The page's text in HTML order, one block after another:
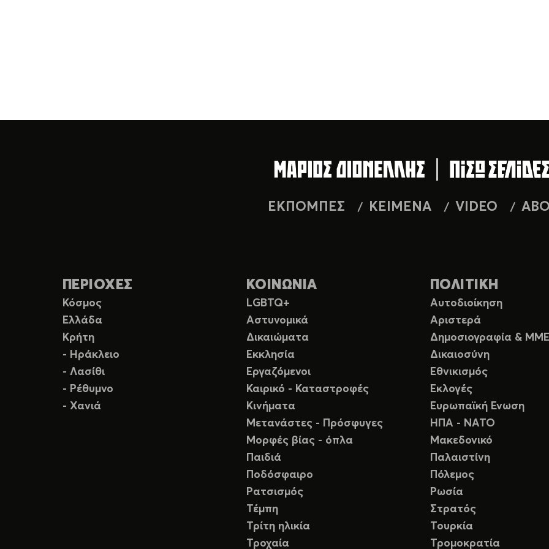
ΕΚΠΟΜΠΕΣ ΚΕΙΜΕΝΑ VIDEO
ΠΕΡΙΟΧΕΣ
Κόσμος
Ελλάδα
Κρήτη
- Ηράκλειο
- Λασίθι
- Ρέθυμνο
- Χανιά
ΚΟΙΝΩΝΙΑ
LGBTQ+
Αστυνομικά
Δικαιώματα
Εκκλησία
Εργαζόμενοι
Καιρικό - Καταστροφές
Κινήματα
Μετανάστες - Πρόσφυγες
Μορφές βίας - όπλα
Παιδιά
Ποδόσφαιρο
Ρατσισμός
Τέμπη
Τρίτη ηλικία
Τροχαία
ΠΟΛΙΤΙΚΗ
Αυτοδιοίκηση
Αριστερά
Δημοσιογραφία & ΜΜΕ
Δικαιοσύνη
Εθνικισμός
Εκλογές
Ευρωπαϊκή Ενωση
ΗΠΑ - ΝΑΤΟ
Μακεδονικό
Παλαιστίνη
Πόλεμος
Ρωσία
Στρατός
Τουρκία
Τρομοκρατία